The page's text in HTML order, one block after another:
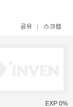
공유 스크랩
EXP 0%